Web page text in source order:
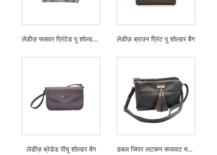
लेडीज़ फ्लावर प्रिंटेड पु शोल्डर बैग लेडीज़ ब्राउन प्रिंट पु शोल्डर बैग
लेडीज़ ब्रेडेड पीयू शोल्डर बैग डबल जिपर लटकन सजावट महिलाओं के कंधे बैग